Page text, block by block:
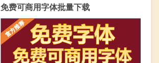
免费可商用字体批量下载